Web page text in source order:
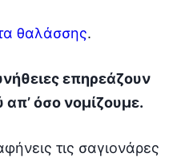
θαλάσσης.
επηρεάζουν
απ’ όσο νομίζουμε.
τις σαγιονάρες